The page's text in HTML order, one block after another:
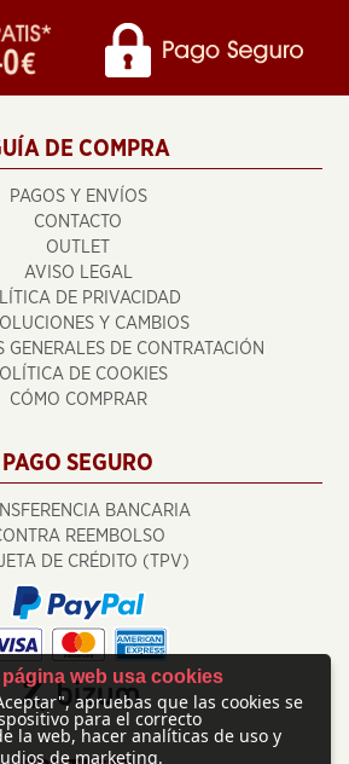
DE COMPRA
PAGOS Y ENVÍOS
CONTACTO
OUTLET
AVISO LEGAL
DE PRIVACIDAD
Y CAMBIOS
GENERALES DE CONTRATACIÓN
DE COOKIES
CÓMO COMPRAR
PAGO SEGURO
BANCARIA
REEMBOLSO
DE CRÉDITO (TPV)
página web usa cookies
apruebas que las cookies se
para el correcto
la web, hacer analíticas de uso y
de marketing.